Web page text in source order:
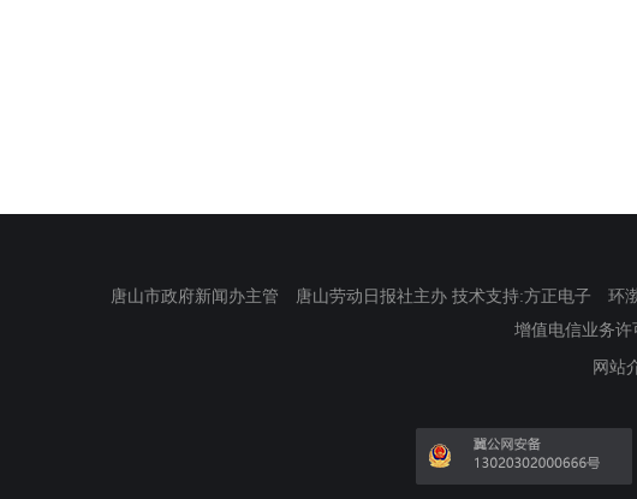
唐山市政府新闻办主管 唐山劳动日报社主办 技术支持:方正电子 环
增值电信业务许
网站